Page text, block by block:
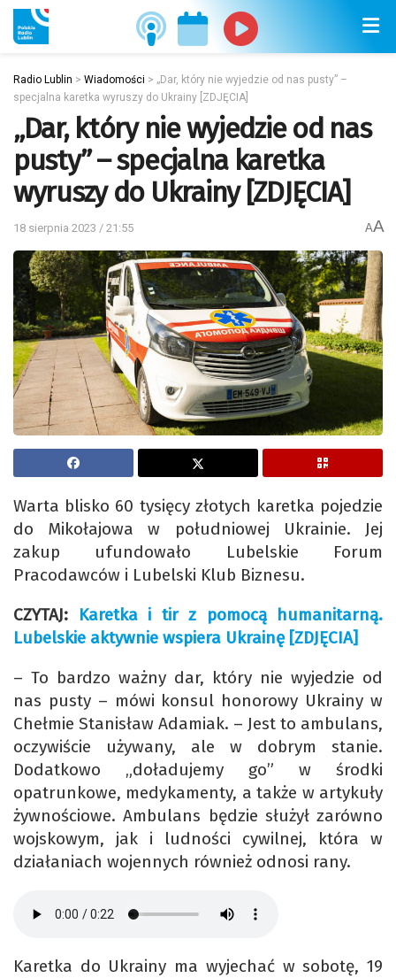
Radio Lublin > Wiadomości > „Dar, który nie wyjedzie od nas pusty” –
specjalna karetka wyruszy do Ukrainy [ZDJĘCIA]
„Dar, który nie wyjedzie od nas
pusty” – specjalna karetka
wyruszy do Ukrainy [ZDJĘCIA]
18 sierpnia 2023 / 21:55 AA
Warta blisko 60 tysięcy złotych karetka pojedzie
do Mikołajowa w południowej Ukrainie. Jej
zakup ufundowało Lubelskie Forum
Pracodawców i Lubelski Klub Biznesu.
CZYTAJ:
Karetka i tir z pomocą humanitarną.
Lubelskie aktywnie wspiera Ukrainę [ZDJĘCIA]
– To bardzo ważny dar, który nie wyjedzie od
nas pusty – mówi konsul honorowy Ukrainy w
Chełmie Stanisław Adamiak. – Jest to ambulans,
oczywiście używany, ale w dobrym stanie.
Dodatkowo „doładujemy go” w środki
opatrunkowe, medykamenty, a także w artykuły
żywnościowe. Ambulans będzie służył zarówno
wojskowym, jak i ludności cywilnej, która w
działaniach wojennych również odnosi rany.
Karetka do Ukrainy ma wyjechać w sobotę, 19